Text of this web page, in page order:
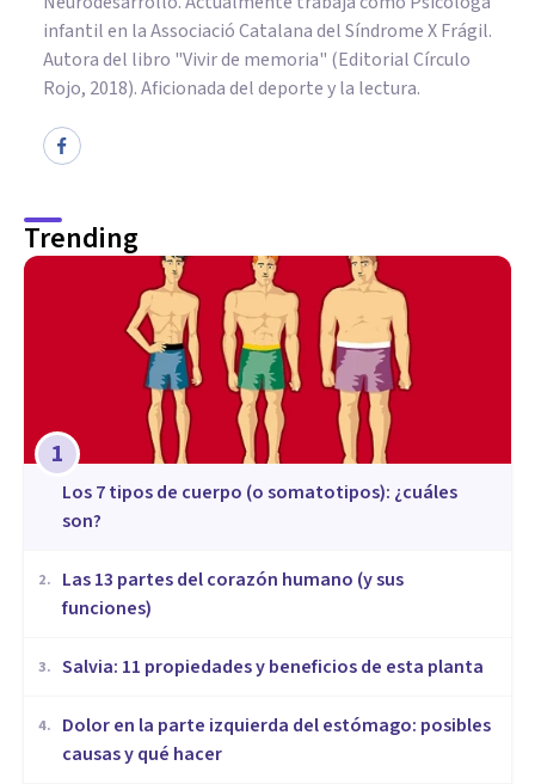
infantil en la Associació Catalana del Síndrome X Frágil.
Autora del libro "Vivir de memoria" (Editorial Círculo
Rojo, 2018). Aficionada del deporte y la lectura.
Trending
1
​Los 7 tipos de cuerpo (o somatotipos): ¿cuáles
son?
2.
Las 13 partes del corazón humano (y sus
funciones)
3. Salvia: 11 propiedades y beneficios de esta planta
4.
Dolor en la parte izquierda del estómago: posibles
causas y qué hacer